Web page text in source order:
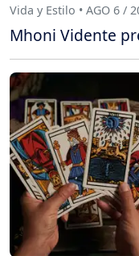
Vida y Estilo • AGO 6 /
Mhoni Vidente